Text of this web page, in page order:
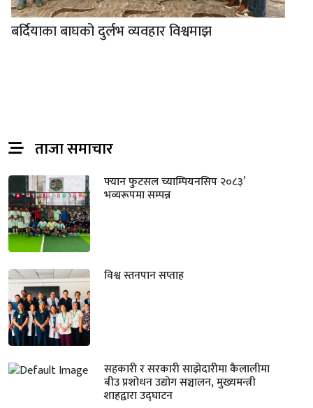
बर्दियाका बाघको दुर्लभ व्यवहार विश्वमाझ
ताजा समाचार
फ्यान फुटसल च्याम्पियनसिप २०८३’
भव्यरूपमा सम्पन्न
विश्व स्तनपान सप्ताह
सहकारी र सरकारी साझेदारीमा कैलालीमा
बीउ प्रशोधन उद्योग सञ्चालन, मुख्यमन्त्री
शाहद्वारा उद्घाटन